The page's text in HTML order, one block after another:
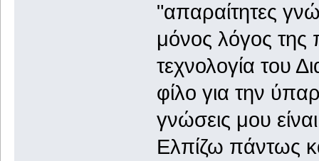
"απαραίτητες
μόνος λόγος
τεχνολογία του
φίλο για την
γνώσεις μου
Ελπίζω πάντως